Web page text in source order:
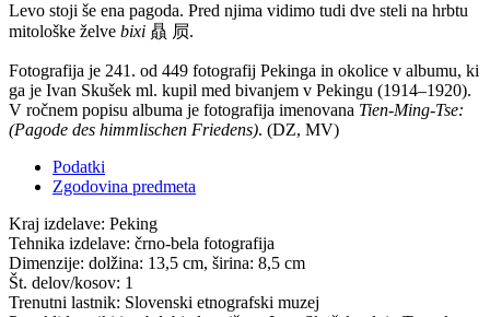
Levo stoji še ena pagoda. Pred njima vidimo tudi dve steli na hrbtu
mitološke želve bixi 贔 屃.
Fotografija je 241. od 449 fotografij Pekinga in okolice v albumu, ki
ga je Ivan Skušek ml. kupil med bivanjem v Pekingu (1914–1920).
V ročnem popisu albuma je fotografija imenovana Tien-Ming-Tse:
(Pagode des himmlischen Friedens). (DZ, MV)
Podatki
Zgodovina predmeta
Kraj izdelave: Peking
Tehnika izdelave: črno-bela fotografija
Dimenzije: dolžina: 13,5 cm, širina: 8,5 cm
Št. delov/kosov: 1
Trenutni lastnik: Slovenski etnografski muzej